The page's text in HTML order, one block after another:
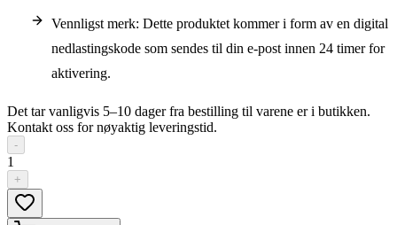
Vennligst merk: Dette produktet kommer i form av en digital
nedlastingskode som sendes til din e-post innen 24 timer for
aktivering.
Det tar vanligvis 5–10 dager fra bestilling til varene er i butikken.
Kontakt oss for nøyaktig leveringstid.
-
1
+